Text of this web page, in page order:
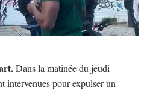
Dans la matinée du jeudi
intervenues pour expulser un